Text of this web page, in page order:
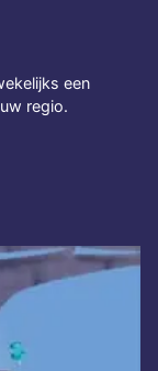
een
regio.